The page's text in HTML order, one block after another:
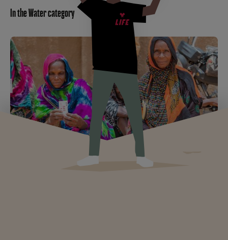
In the Water category
Internally Displaced Persons vs. Refugees: